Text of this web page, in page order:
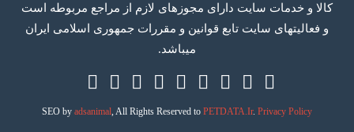
كالا و خدمات سایت دارای مجوزهای لازم از مراجع مربوطه است
و فعاليتهای سايت تابع قوانين و مقررات جمهوری اسلامی ايران
میباشد.
Aparat
Youtube
Linkedin
Instagram
Facebook
Google
Twitter
Telegram
SEO by adsanimal, All Rights Reserved to PETDATA.Ir. Privacy Policy